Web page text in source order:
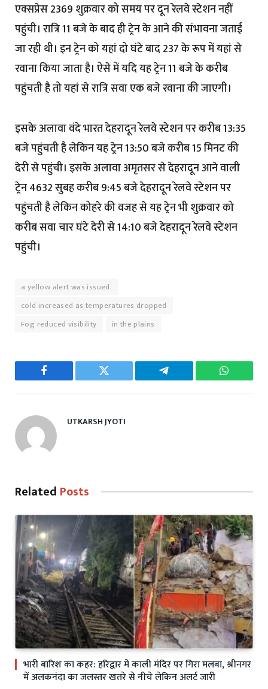
एक्सप्रेस 2369 शुक्रवार को समय पर दून रेलवे स्टेशन नहीं
पहुंची। रात्रि 11 बजे के बाद ही ट्रेन के आने की संभावना जताई
जा रही थी। इन ट्रेन को यहां दो घंटे बाद 237 के रूप में यहां से
रवाना किया जाता है। ऐसे में यदि यह ट्रेन 11 बजे के करीब
पहुंचती है तो यहां से रात्रि सवा एक बजे रवाना की जाएगी।
इसके अलावा वंदे भारत देहरादून रेलवे स्टेशन पर करीब 13:35
बजे पहुंचती है लेकिन यह ट्रेन 13:50 बजे करीब 15 मिनट की
देरी से पहुंची। इसके अलावा अमृतसर से देहरादून आने वाली
ट्रेन 4632 सुबह करीब 9:45 बजे देहरादून रेलवे स्टेशन पर
पहुंचती है लेकिन कोहरे की वजह से यह ट्रेन भी शुक्रवार को
करीब सवा चार घंटे देरी से 14:10 बजे देहरादून रेलवे स्टेशन
पहुंची।
a yellow alert was issued.
cold increased as temperatures dropped
Fog reduced visibility
in the plains
Facebook Twitter Telegram
UTKARSH JYOTI
Related Posts
भारी बारिश का कहर: हरिद्वार में काली मंदिर पर गिरा मलबा, श्रीनगर
में अलकनंदा का जलस्तर खतरे से नीचे लेकिन अलर्ट जारी